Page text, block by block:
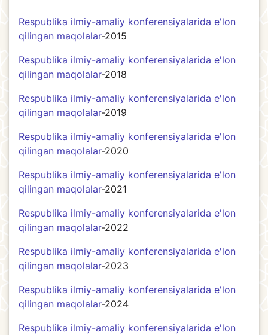
Respublika ilmiy-amaliy konferensiyalarida e'lon
qilingan maqolalar-2015
Respublika ilmiy-amaliy konferensiyalarida e'lon
qilingan maqolalar-2018
Respublika ilmiy-amaliy konferensiyalarida e'lon
qilingan maqolalar-2019
Respublika ilmiy-amaliy konferensiyalarida e'lon
qilingan maqolalar-2020
Respublika ilmiy-amaliy konferensiyalarida e'lon
qilingan maqolalar-2021
Respublika ilmiy-amaliy konferensiyalarida e'lon
qilingan maqolalar-2022
Respublika ilmiy-amaliy konferensiyalarida e'lon
qilingan maqolalar-2023
Respublika ilmiy-amaliy konferensiyalarida e'lon
qilingan maqolalar-2024
Respublika ilmiy-amaliy konferensiyalarida e'lon